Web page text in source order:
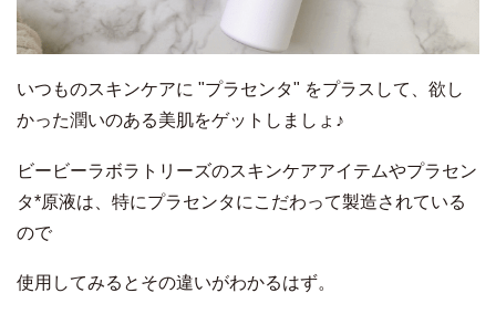
いつものスキンケアに "プラセンタ" をプラスして、欲し
かった潤いのある美肌をゲットしましょ♪
ビービーラボラトリーズのスキンケアアイテムやプラセン
タ*原液は、特にプラセンタにこだわって製造されている
ので
使用してみるとその違いがわかるはず。